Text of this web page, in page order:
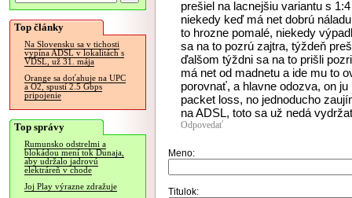
Top články
Na Slovensku sa v tichosti
vypína ADSL v lokalitách s
VDSL, už 31. mája
Orange sa doťahuje na UPC
a O2, spustí 2.5 Gbps
pripojenie
Top správy
Rumunsko odstrelmi a
blokádou mení tok Dunaja,
aby udržalo jadrovú
elektráreň v chode
Joj Play výrazne zdražuje
prešiel na lacnejšiu variantu s
niekedy keď má net dobrú
to hrozne pomalé, niekedy
sa na to pozrú zajtra, týždeň
ďalšom týždni sa na to prišli
má net od madnetu a ide mu to
porovnať, a hlavne odozva, on
packet loss, no jednoducho
na ADSL, toto sa už nedá
Odpovedať
Meno:
Titulok: